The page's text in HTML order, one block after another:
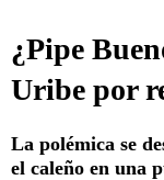
¿Pipe
Uribe por
La polémica se
el caleño en una